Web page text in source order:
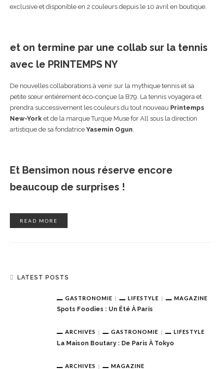
exclusive et disponible en 2 couleurs depuis le 10 avril en boutique.
et on termine par une collab sur la tennis
avec le PRINTEMPS NY
De nouvelles collaborations à venir sur la mythique tennis et sa
petite sœur entièrement éco-conçue la B79. La tennis voyagera et
prendra successivement les couleurs du tout nouveau Printemps
New-York et de la marque Turque Muse for All sous la direction
artistique de sa fondatrice Yasemin Ogun
Et Bensimon nous réserve encore
beaucoup de surprises !
READ MORE
LATEST POSTS
GASTRONOMIE LIFESTYLE MAGAZINE
Spots Foodies : Un Été À Paris
ARCHIVES GASTRONOMIE LIFESTYLE
La Maison Boutary : De Paris À Tokyo
ARCHIVES MAGAZINE